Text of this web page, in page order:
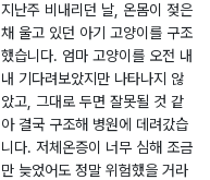
지난주 비내리던 날, 온몸이 젖은
채 울고 있던 아기 고양이를 구조
했습니다. 엄마 고양이를 오전 내
내 기다려보았지만 나타나지 않
았고, 그대로 두면 잘못될 것 같
아 결국 구조해 병원에 데려갔습
니다. 저체온증이 너무 심해 조금
만 늦었어도 정말 위험했을 거라